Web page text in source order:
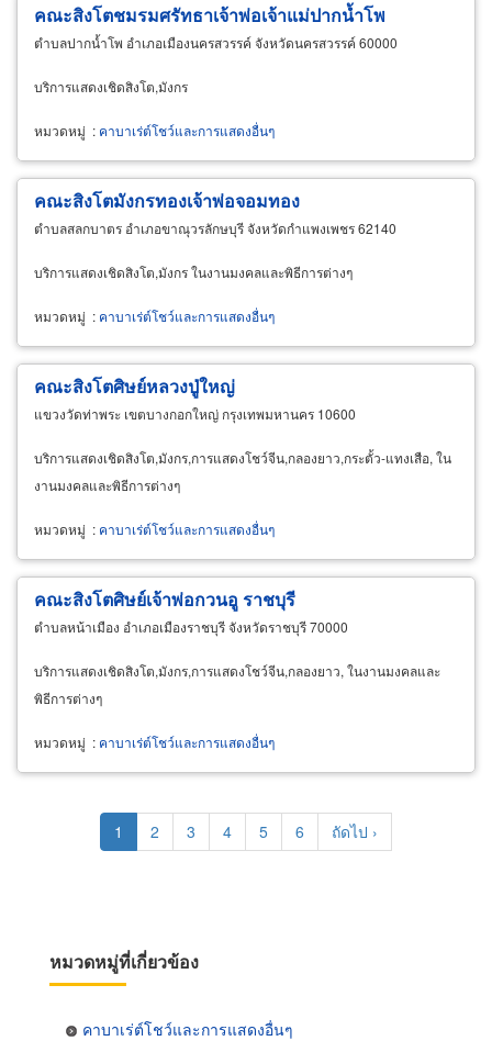
คณะสิงโตชมรมศรัทธาเจ้าพ่อเจ้าแม่ปากน้ำโพ
ตำบลปากน้ำโพ อำเภอเมืองนครสวรรค์ จังหวัดนครสวรรค์ 60000
บริการแสดงเชิดสิงโต,มังกร
หมวดหมู่ : คาบาเร่ต์โชว์และการแสดงอื่นๆ
คณะสิงโตมังกรทองเจ้าพ่อจอมทอง
ตำบลสลกบาตร อำเภอขาณุวรลักษบุรี จังหวัดกำแพงเพชร 62140
บริการแสดงเชิดสิงโต,มังกร ในงานมงคลและพิธีการต่างๆ
หมวดหมู่ : คาบาเร่ต์โชว์และการแสดงอื่นๆ
คณะสิงโตศิษย์หลวงปู่ใหญ่
แขวงวัดท่าพระ เขตบางกอกใหญ่ กรุงเทพมหานคร 10600
บริการแสดงเชิดสิงโต,มังกร,การแสดงโชว์จีน,กลองยาว,กระตั้ว-แทงเสือ, ใน
งานมงคลและพิธีการต่างๆ
หมวดหมู่ : คาบาเร่ต์โชว์และการแสดงอื่นๆ
คณะสิงโตศิษย์เจ้าพ่อกวนอู ราชบุรี
ตำบลหน้าเมือง อำเภอเมืองราชบุรี จังหวัดราชบุรี 70000
บริการแสดงเชิดสิงโต,มังกร,การแสดงโชว์จีน,กลองยาว, ในงานมงคลและ
พิธีการต่างๆ
หมวดหมู่ : คาบาเร่ต์โชว์และการแสดงอื่นๆ
PaginationCurrent
page
1 Page
2 Page
3 Page
4 Page
5 Page
6
Next
page
ถัดไป ›
หมวดหมู่ที่เกี่ยวข้อง
คาบาเร่ต์โชว์และการแสดงอื่นๆ